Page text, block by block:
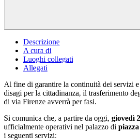
Descrizione
A cura di
Luoghi collegati
Allegati
Al fine di garantire la continuità dei servizi
disagi per la cittadinanza, il trasferimento
di via Firenze avverrà per fasi.
Si comunica che, a partire da oggi, giovedì
ufficialmente operativi nel palazzo di
i seguenti servizi: